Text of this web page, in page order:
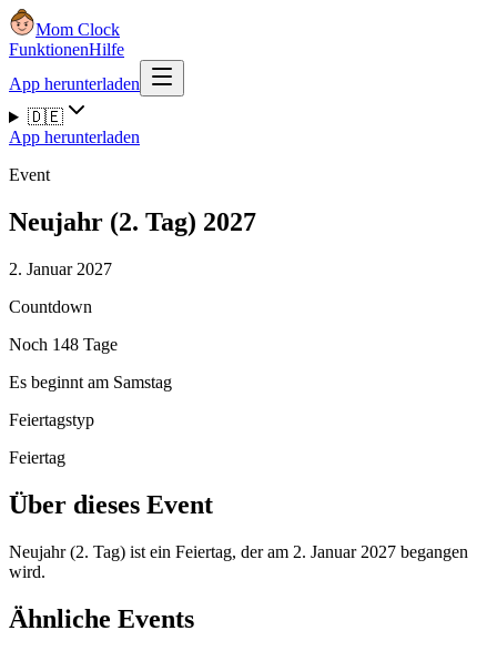
Mom Clock
FunktionenHilfe
App herunterladen
🇩🇪
App herunterladen
Event
Neujahr (2. Tag) 2027
2. Januar 2027
Countdown
Noch 148 Tage
Es beginnt am Samstag
Feiertagstyp
Feiertag
Über dieses Event
Neujahr (2. Tag) ist ein Feiertag, der am 2. Januar 2027 begangen
wird.
Ähnliche Events